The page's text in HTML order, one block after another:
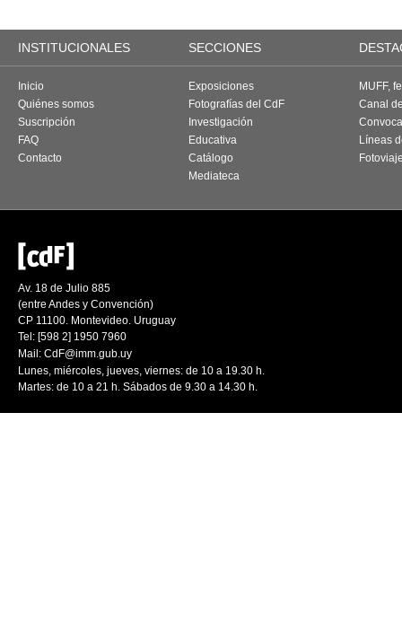
INSTITUCIONALES SECCIONES
Inicio
Quiénes somos
Suscripción
FAQ
Contacto
Exposiciones
Fotografías del CdF
Investigación
Educativa
Catálogo
Mediateca
MUFF,
Canal
Líneas
Av. 18 de Julio 885
(entre Andes y Convención)
CP 11100. Montevideo. Uruguay
Tel: [598 2] 1950 7960
Mail: CdF@imm.gub.uy
Lunes, miércoles, jueves, viernes: de 10 a 19.30 h.
Martes: de 10 a 21 h. Sábados de 9.30 a 14.30 h.